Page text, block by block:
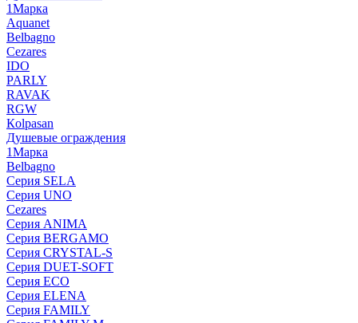
1Марка
Aquanet
Belbagno
Cezares
IDO
PARLY
RAVAK
RGW
Кolpasan
Душевые ограждения
1Марка
Belbagno
Серия SELA
Серия UNO
Cezares
Серия ANIMA
Серия BERGAMO
Серия CRYSTAL-S
Серия DUET-SOFT
Серия ECO
Серия ELENA
Серия FAMILY